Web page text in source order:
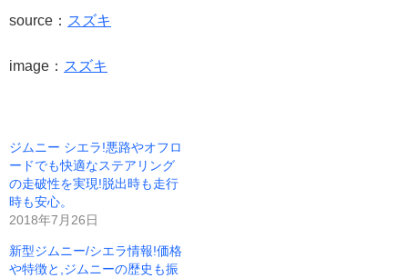
source： スズキ
image： スズキ
ジムニー シエラ!悪路やオフロ
ードでも快適なステアリング
の走破性を実現!脱出時も走行
時も安心。
2018年7月26日
新型ジムニー/シエラ情報!価格
や特徴と,ジムニーの歴史も振